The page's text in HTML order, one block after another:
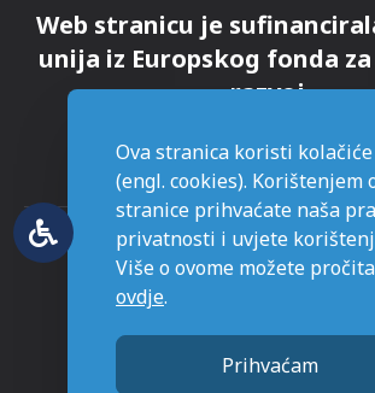
Web stranicu je
unija iz Europskog fonda
razvoj.
Stranice napravljene sa
Ova stranica koristi kolačiće
(engl. cookies). Korištenjem
stranice prihvaćate naša
privatnosti i uvjete
Više o ovome možete
ovdje.
Prihvaćam